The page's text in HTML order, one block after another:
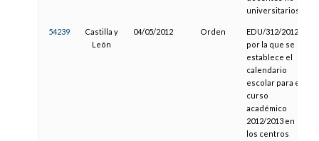
universitarios
54239
Castilla y
León
04/05/2012 Orden
EDU/312/2012,
por la que se
establece el
calendario
escolar para el
curso
académico
2012/2013 en
los centros